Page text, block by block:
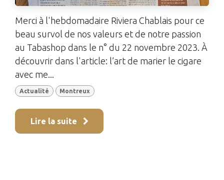
Merci à l'hebdomadaire Riviera Chablais pour ce
beau survol de nos valeurs et de notre passion
au Tabashop dans le n° du 22 novembre 2023. À
découvrir dans l'article: l’art de marier le cigare
avec me...
Actualité Montreux
Lire la suite